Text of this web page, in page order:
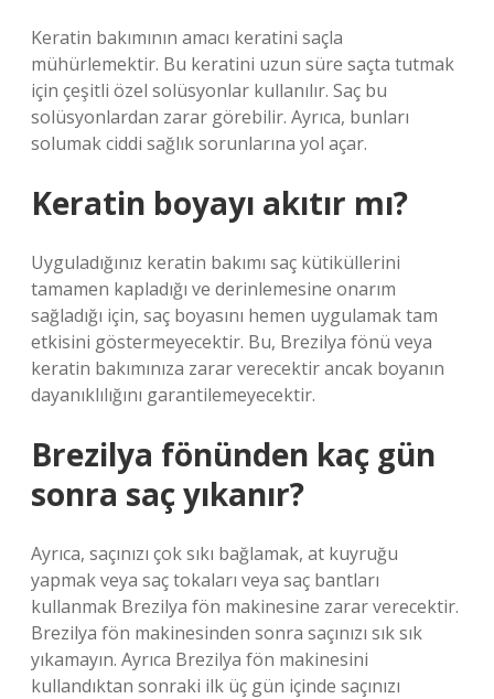
Keratin bakımının amacı keratini saçla
mühürlemektir. Bu keratini uzun süre saçta tutmak
için çeşitli özel solüsyonlar kullanılır. Saç bu
solüsyonlardan zarar görebilir. Ayrıca, bunları
solumak ciddi sağlık sorunlarına yol açar.
Keratin boyayı akıtır mı?
Uyguladığınız keratin bakımı saç kütiküllerini
tamamen kapladığı ve derinlemesine onarım
sağladığı için, saç boyasını hemen uygulamak tam
etkisini göstermeyecektir. Bu, Brezilya fönü veya
keratin bakımınıza zarar verecektir ancak boyanın
dayanıklılığını garantilemeyecektir.
Brezilya fönünden kaç gün
sonra saç yıkanır?
Ayrıca, saçınızı çok sıkı bağlamak, at kuyruğu
yapmak veya saç tokaları veya saç bantları
kullanmak Brezilya fön makinesine zarar verecektir.
Brezilya fön makinesinden sonra saçınızı sık sık
yıkamayın. Ayrıca Brezilya fön makinesini
kullandıktan sonraki ilk üç gün içinde saçınızı